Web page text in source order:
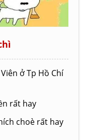
ở Tp Hồ Chí
rất hay
choè rất hay